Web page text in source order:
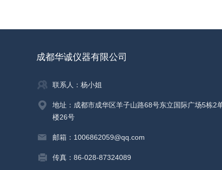
成都华诚仪器有限公司
联系人：杨小姐
地址：成都市成华区羊子山路68号东立国际广场5栋2
楼26号
邮箱：1006862059@qq.com
传真：86-028-87324089